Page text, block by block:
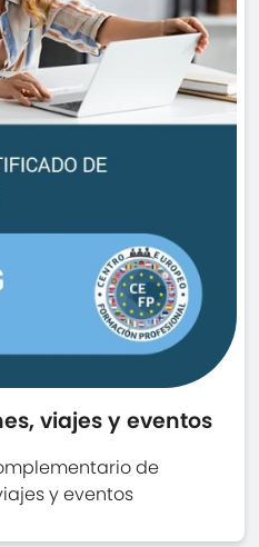
viajes y eventos
de
y eventos